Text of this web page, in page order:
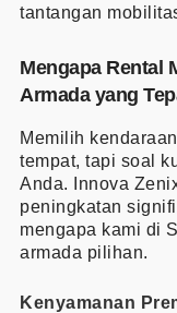
tantangan
Mengapa Rental
Armada yang
Memilih
tempat, tapi soal
Anda. Innova
peningkatan
mengapa kami di
armada pilihan.
Kenyamanan